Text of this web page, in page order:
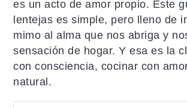
es un acto de amor propio. Este
lentejas es simple, pero lleno de
mimo al alma que nos abriga y
sensación de hogar. Y esa es la
con consciencia, cocinar con
natural.